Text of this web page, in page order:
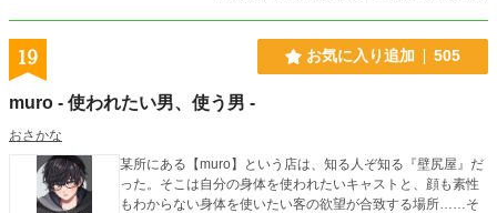
19 お気に入り追加 505
muro - 使われたい男、使う男 -
おさかな
某所にある【muro】という店は、知る人ぞ知る『壁尻屋』だ
った。そこは自分の身体を使われたいキャストと、顔も素性
もわからない身体を使いたい客の欲望が合致する場所……そ